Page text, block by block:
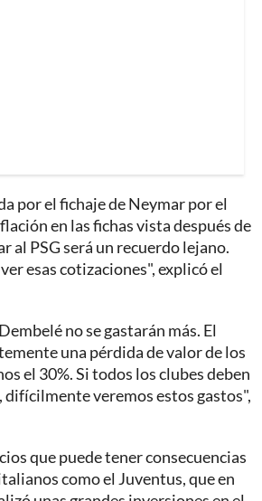
por el fichaje de Neymar por el
en las fichas vista después de
al PSG será un recuerdo lejano.
esas cotizaciones", explicó el
no se gastarán más. El
una pérdida de valor de los
el 30%. Si todos los clubes deben
difícilmente veremos estos gastos",
que puede tener consecuencias
como el Juventus, que en